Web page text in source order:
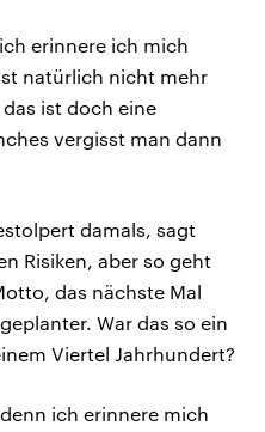
erinnere ich mich
natürlich nicht mehr
ist doch eine
vergisst man dann
damals, sagt
Risiken, aber so geht
das nächste Mal
War das so ein
Viertel Jahrhundert?
ich erinnere mich